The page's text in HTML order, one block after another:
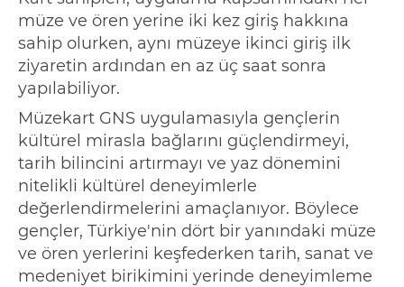
müze ve ören yerine iki kez giriş hakkına
sahip olurken, aynı müzeye ikinci giriş ilk
ziyaretin ardından en az üç saat sonra
yapılabiliyor.
Müzekart GNS uygulamasıyla gençlerin
kültürel mirasla bağlarını güçlendirmeyi,
tarih bilincini artırmayı ve yaz dönemini
nitelikli kültürel deneyim lerle
değerlendirmelerini amaçlanıyor. Böylece
gençler, Türkiye'nin dört bir yanındaki müze
ve ören yerlerini keşfederken tarih, sanat ve
medeniyet birikimini yerinde deneyimleme